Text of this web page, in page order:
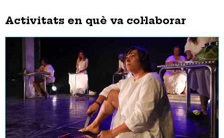
Activitats en què va col·laborar